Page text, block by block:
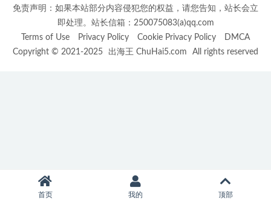
免责声明：如果本站部分内容侵犯您的权益，请您告知，站长会立
即处理。站长信箱：250075083(a)qq.com
Terms of Use
Privacy Policy Cookie Privacy Policy
DMCA
Copyright © 2021-2025
出海王 ChuHai5.com All rights reserved
首页 我的 顶部